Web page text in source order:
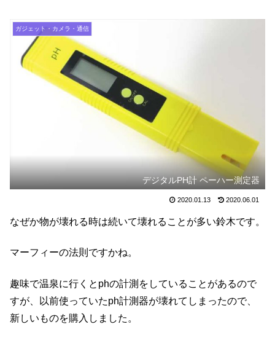
ガジェット・カメラ・通信
デジタルPH計 ペーハー測定器
2020.01.13 2020.06.01
なぜか物が壊れる時は続いて壊れることが多い鈴木です。
マーフィーの法則ですかね。
趣味で温泉に行くとphの計測をしていることがあるので
すが、以前使っていたph計測器が壊れてしまったので、
新しいものを購入しました。